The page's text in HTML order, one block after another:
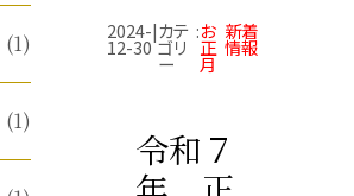
(1)
(1)
2024-
12-30
|カテ
ゴリ
ー
:お
正
月
新着
情報
令和７